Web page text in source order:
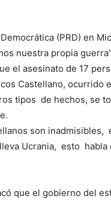
(PRD) en
nuestra propia
el asesinato de 17
Castellano, ocurrido
tipos de hechos, se
son inadmisibles,
Ucrania, esto
que el gobierno del